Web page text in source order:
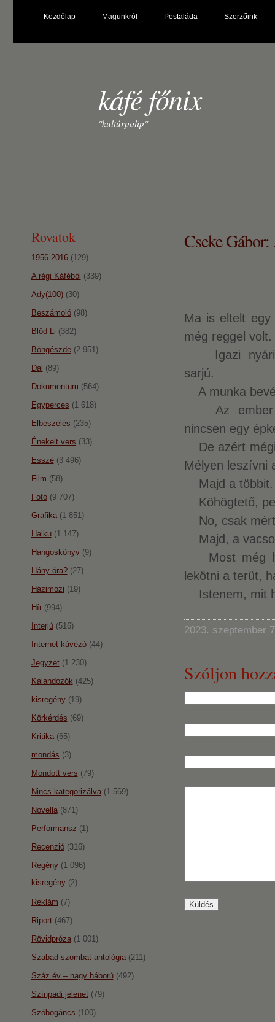
Kezdőlap Magunkról Postaláda Szerzőink
káfé főnix
"kultúrpolip"
Cseke
Ma is eltelt
még reggel volt.
Igazi nyári
sarjú.
A munka
Az ember
nincsen egy
De azért
Mélyen leszívni
Majd a többit.
Köhögtető,
No, csak
Majd, a
Most még
lekötni a terüt,
Istenem, mit
2023. szeptember
Szóljon
Rovatok
1956-2016(129)
A régi Káféból (339)
Ady(100)(30)
Beszámoló(98)
Blőd Li (382)
Böngészde(2 951)
Dal (89)
Dokumentum (564)
Egyperces (1 618)
Elbeszélés (235)
Énekelt vers (33)
Esszé(3 496)
Film (58)
Fotó(9 707)
Grafika(1 851)
Haiku(1 147)
Hangoskönyv(9)
Hány óra?(27)
Házimozi (19)
Hír(994)
Interjú(516)
Internet-kávézó(44)
Jegyzet(1 230)
Kalandozók (425)
kisregény(19)
Körkérdés (69)
Kritika(65)
mondás (3)
Mondott vers (79)
Nincs kategorizálva(1 569)
Novella(871)
Performansz (1)
Recenzió(316)
Regény(1 096)
kisregény(2)
Reklám (7)
Riport(467)
Rövidpróza(1 001)
Szabad szombat-antológia(211)
Száz év – nagy háború(492)
Színpadi jelenet(79)
Szóbogáncs (100)